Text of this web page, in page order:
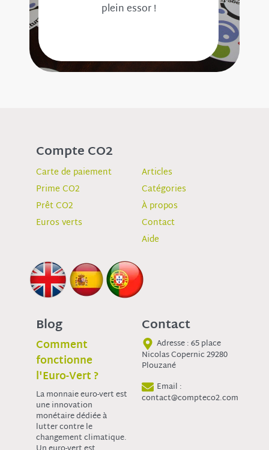
plein essor !
Compte CO2
Carte de paiement
Prime CO2
Prêt CO2
Euros verts
Articles
Catégories
À propos
Contact
Aide
Blog
Comment
fonctionne
l'Euro-Vert ?
La monnaie euro-vert est
une innovation
monétaire dédiée à
lutter contre le
changement climatique.
Contact
Adresse : 65 place
Nicolas Copernic 29280
Plouzané
Email :
contact@compteco2.com